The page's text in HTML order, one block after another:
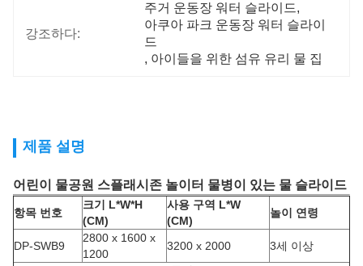
강조하다:
주거 운동장 워터 슬라이드,
아쿠아 파크 운동장 워터 슬라이
드
, 아이들을 위한 섬유 유리 물 집
제품 설명
어린이 물공원 스플래시존 놀이터 물병이 있는 물 슬라이드
항목 번호
크기 L*W*H
(CM)
사용 구역 L*W
(CM)
놀이 연령
DP-SWB9
2800 x 1600 x
1200
3200 x 2000
3세 이상